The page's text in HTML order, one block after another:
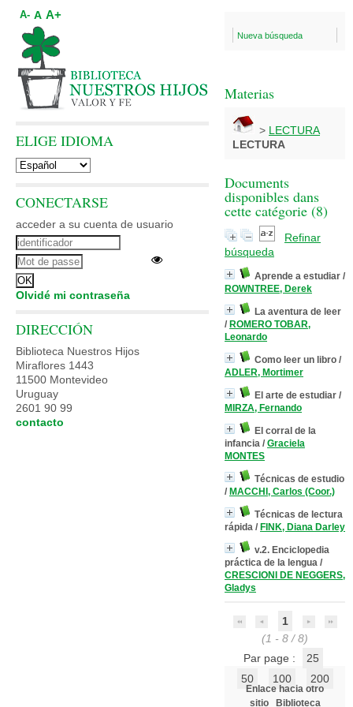
Nueva búsqueda
Materias
> LECTURA
LECTURA
Documents
disponibles dans
cette catégorie (8)
Refinar
búsqueda
Aprende a estudiar /
ROWNTREE, Derek
La aventura de leer
/ ROMERO TOBAR,
Leonardo
Como leer un libro /
ADLER, Mortimer
El arte de estudiar /
MIRZA, Fernando
El corral de la
infancia / Graciela
MONTES
Técnicas de estudio
/ MACCHI, Carlos (Coor.)
Técnicas de lectura
rápida / FINK, Diana Darley
v.2. Enciclopedia
práctica de la lengua /
CRESCIONI DE NEGGERS,
Gladys
1
(1 - 8 / 8)
Par page :
25
50
100 200
Enlace hacia otro
sitio
Biblioteca
A- A A+
ELIGE IDIOMA
CONECTARSE
acceder a su cuenta de usuario
Olvidé mi contraseña
DIRECCIÓN
Biblioteca Nuestros Hijos
Miraflores 1443
11500 Montevideo
Uruguay
2601 90 99
contacto